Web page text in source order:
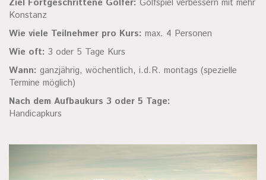
Ziel Fortgeschrittene Golfer: Golfspiel verbessern mit mehr
Konstanz
Wie viele Teilnehmer pro Kurs: max. 4 Personen
Wie oft: 3 oder 5 Tage Kurs
Wann: ganzjährig, wöchentlich, i.d.R. montags (spezielle
Termine möglich)
Nach dem Aufbaukurs 3 oder 5 Tage:
Handicapkurs